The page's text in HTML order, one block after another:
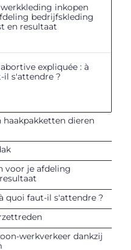
inkopen
bedrijfskleding
en resultaat
expliquée : à
il s'attendre ?
haakpakketten dieren
voor je afdeling
quoi faut-il s'attendre ?
werkverkeer dankzij